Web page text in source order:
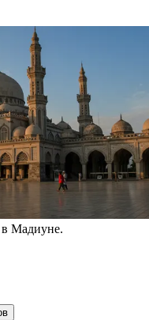
в Мадиуне.